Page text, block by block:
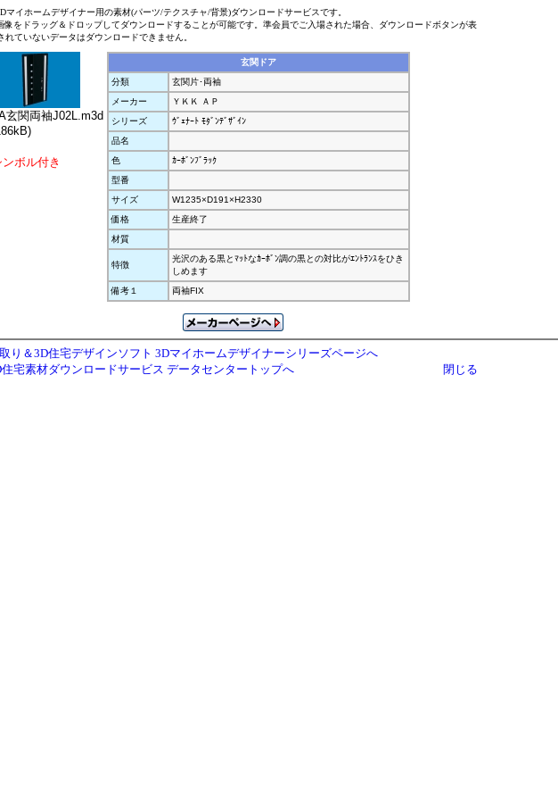
マイホームデザイナー用の素材(パーツ/テクスチャ/背景)ダウンロードサービスです。
像をドラッグ＆ドロップしてダウンロードすることが可能です。準会員でご入場された場合、ダウンロードボタンが表
れていないデータはダウンロードできません。
玄関両袖J02L.m3d
ンボル付き
玄関ドア
分類
玄関片･両袖
メーカー
ＹＫＫ ＡＰ
シリーズ
ｳﾞｪﾅｰﾄ ﾓﾀﾞﾝﾃﾞｻﾞｲﾝ
品名
色
ｶｰﾎﾞﾝﾌﾞﾗｯｸ
型番
サイズ
W1235×D191×H2330
価格
生産終了
材質
特徴
光沢のある黒とﾏｯﾄなｶｰﾎﾞﾝ調の黒との対比がｴﾝﾄﾗﾝｽをひき
しめます
備考１
両袖FIX
り＆3D住宅デザインソフト 3Dマイホームデザイナーシリーズページへ
住宅素材ダウンロードサービス データセンタートップへ
閉じる